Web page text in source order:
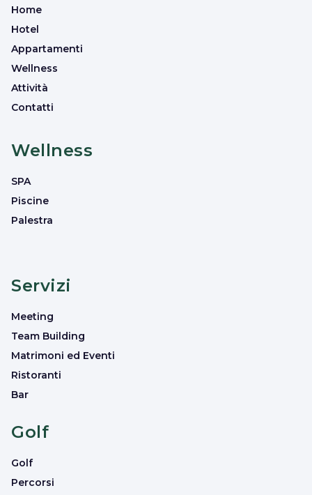
Home
Hotel
Appartamenti
Wellness
Attività
Contatti
Wellness
SPA
Piscine
Palestra
Servizi
Meeting
Team Building
Matrimoni ed Eventi
Ristoranti
Bar
Golf
Golf
Percorsi